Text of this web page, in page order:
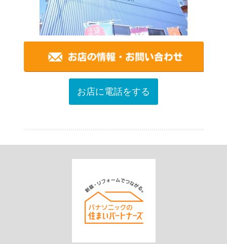
お店に電話をする